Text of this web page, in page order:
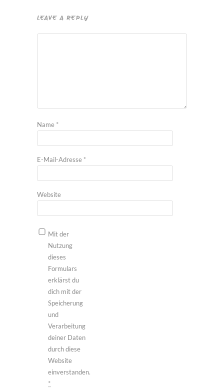
LEAVE A REPLY
Name *
E-Mail-Adresse *
Website
Mit der
Nutzung
dieses
Formulars
erklärst du
dich mit der
Speicherung
und
Verarbeitung
deiner Daten
durch diese
Website
einverstanden.
*